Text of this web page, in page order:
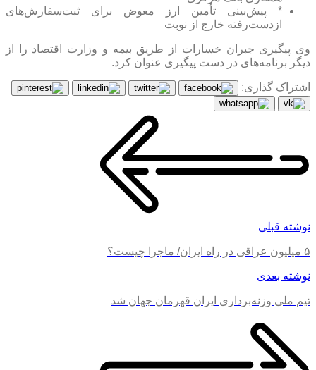
* پیش‌بینی تأمین ارز معوض برای ثبت‌سفارش‌های
ازدست‌رفته خارج از نوبت
وی پیگیری جبران خسارات از طریق بیمه و وزارت اقتصاد را از
دیگر برنامه‌های در دست پیگیری عنوان کرد.
اشتراک گذاری:
نوشته قبلی
۵ میلیون عراقی در راه ایران/ ماجرا چیست؟
نوشته بعدی
تیم ملی وزنه‌برداری ایران قهرمان جهان شد